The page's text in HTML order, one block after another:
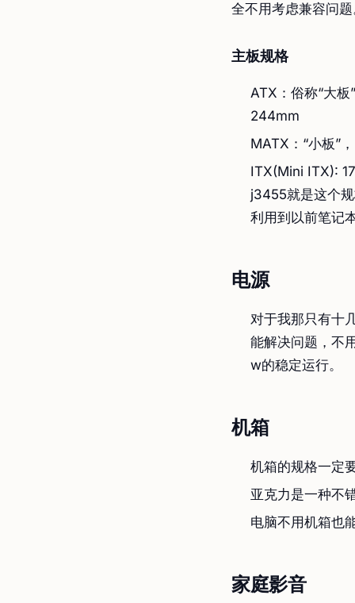
全不用考虑兼容问
主板规格
ATX：俗称“大
244mm
MATX：“小板”
ITX(Mini ITX):
j3455就是这个
利用到以前笔记
电源
对于我那只有十
能解决问题，不
w的稳定运行。
机箱
机箱的规格一定
亚克力是一种不
电脑不用机箱也
家庭影音